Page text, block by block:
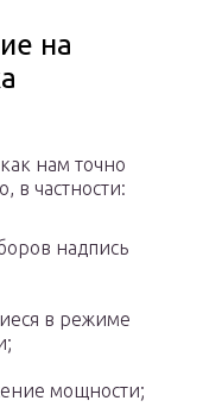
на
нам точно
в частности:
надпись
в режиме
мощности;